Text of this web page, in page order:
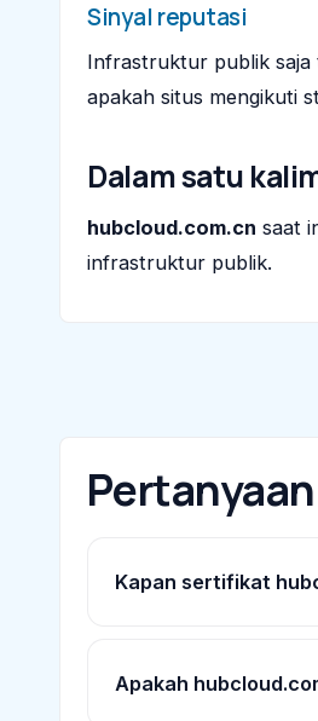
Sinyal reputasi
Infrastruktur publik saja
apakah situs mengikuti
Dalam satu
hubcloud.com.cn saat
infrastruktur publik.
Kapan sertifikat
Apakah